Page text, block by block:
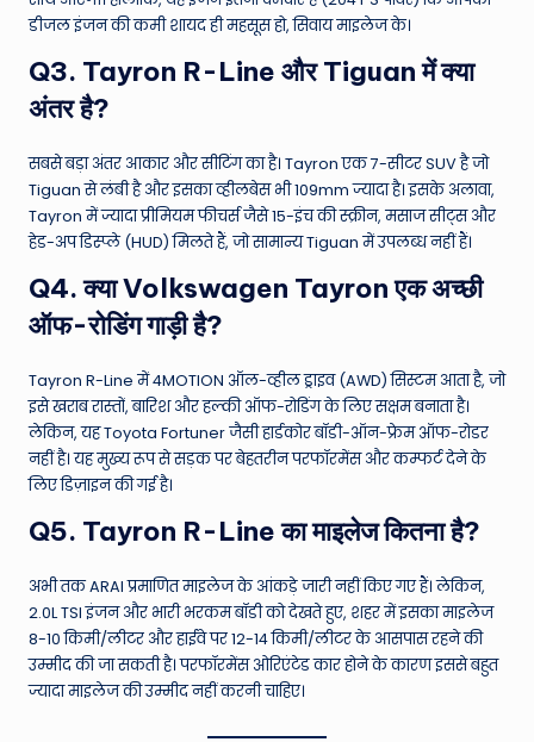
डीजल इंजन की कमी शायद ही महसूस हो, सिवाय माइलेज के।
Q3. Tayron R-Line और Tiguan में क्या
अंतर है?
सबसे बड़ा अंतर आकार और सीटिंग का है। Tayron एक 7-सीटर SUV है जो
Tiguan से लंबी है और इसका व्हीलबेस भी 109mm ज्यादा है। इसके अलावा,
Tayron में ज्यादा प्रीमियम फीचर्स जैसे 15-इंच की स्क्रीन, मसाज सीट्स और
हेड-अप डिस्प्ले (HUD) मिलते हैं, जो सामान्य Tiguan में उपलब्ध नहीं हैं।
Q4. क्या Volkswagen Tayron एक अच्छी
ऑफ-रोडिंग गाड़ी है?
Tayron R-Line में 4MOTION ऑल-व्हील ड्राइव (AWD) सिस्टम आता है, जो
इसे खराब रास्तों, बारिश और हल्की ऑफ-रोडिंग के लिए सक्षम बनाता है।
लेकिन, यह Toyota Fortuner जैसी हार्डकोर बॉडी-ऑन-फ्रेम ऑफ-रोडर
नहीं है। यह मुख्य रूप से सड़क पर बेहतरीन परफॉरमेंस और कम्फर्ट देने के
लिए डिज़ाइन की गई है।
Q5. Tayron R-Line का माइलेज कितना है?
अभी तक ARAI प्रमाणित माइलेज के आंकड़े जारी नहीं किए गए हैं। लेकिन,
2.0L TSI इंजन और भारी भरकम बॉडी को देखते हुए, शहर में इसका माइलेज
8-10 किमी/लीटर और हाईवे पर 12-14 किमी/लीटर के आसपास रहने की
उम्मीद की जा सकती है। परफॉरमेंस ओरिएंटेड कार होने के कारण इससे बहुत
ज्यादा माइलेज की उम्मीद नहीं करनी चाहिए।